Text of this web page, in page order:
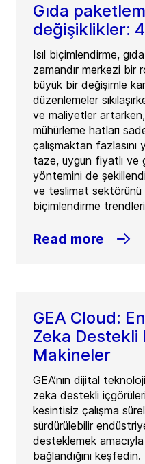
Gıda
değişiklikler:
Isıl biçimlendirme,
zamandır merkezi bir
büyük bir değişimle
düzenlemeler
ve maliyetler
mühürleme hatları
çalışmaktan fazlasını
taze, uygun fiyatlı ve
yöntemini de
ve teslimat sektörünü
biçimlendirme
Read more
GEA Cloud:
Zeka Destekli
Makineler
GEA’nın dijital
zeka destekli
kesintisiz çalışma
sürdürülebilir
desteklemek amacıyla
bağlandığını keşfedin.